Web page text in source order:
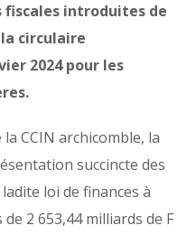
fiscales introduites de
circulaire
2024 pour les
CCIN archicomble, la
succincte des
loi de finances à
2 653,44 milliards de F